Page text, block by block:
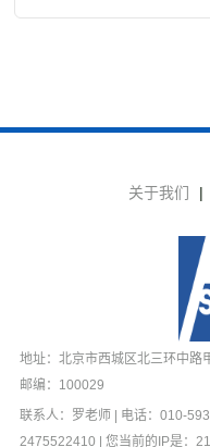
关于我们 |
地址：北京市西城区北三环中路
邮编：100029
联系人：罗老师 | 电话：010-
2475522410 | 您当前的IP是：